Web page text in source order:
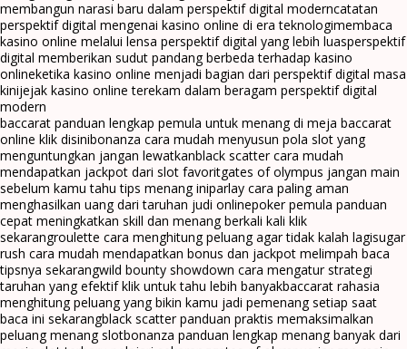
membangun narasi baru dalam perspektif digital moderncatatan
perspektif digital mengenai kasino online di era teknologimembaca
kasino online melalui lensa perspektif digital yang lebih luasperspektif
digital memberikan sudut pandang berbeda terhadap kasino
onlineketika kasino online menjadi bagian dari perspektif digital masa
kinijejak kasino online terekam dalam beragam perspektif digital
modern
baccarat panduan lengkap pemula untuk menang di meja baccarat
online klik disinibonanza cara mudah menyusun pola slot yang
menguntungkan jangan lewatkanblack scatter cara mudah
mendapatkan jackpot dari slot favoritgates of olympus jangan main
sebelum kamu tahu tips menang iniparlay cara paling aman
menghasilkan uang dari taruhan judi onlinepoker pemula panduan
cepat meningkatkan skill dan menang berkali kali klik
sekarangroulette cara menghitung peluang agar tidak kalah lagisugar
rush cara mudah mendapatkan bonus dan jackpot melimpah baca
tipsnya sekarangwild bounty showdown cara mengatur strategi
taruhan yang efektif klik untuk tahu lebih banyakbaccarat rahasia
menghitung peluang yang bikin kamu jadi pemenang setiap saat
baca ini sekarangblack scatter panduan praktis memaksimalkan
peluang menang slotbonanza panduan lengkap menang banyak dari